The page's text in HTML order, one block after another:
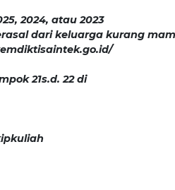
2024, atau 2023
dari keluarga kurang
21s.d. 22 di